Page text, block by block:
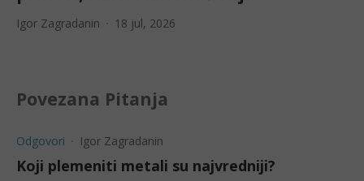
Igor Zagradanin 18 jul, 2026
Povezana Pitanja
Odgovori Igor Zagradanin
Koji plemeniti metali su najvredniji?